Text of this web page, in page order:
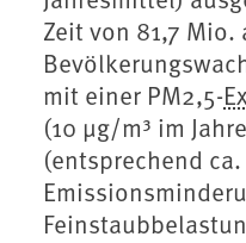
Zeit von 81,7
mit einer PM2,5-
(10 µg/m³ im
(entsprechend